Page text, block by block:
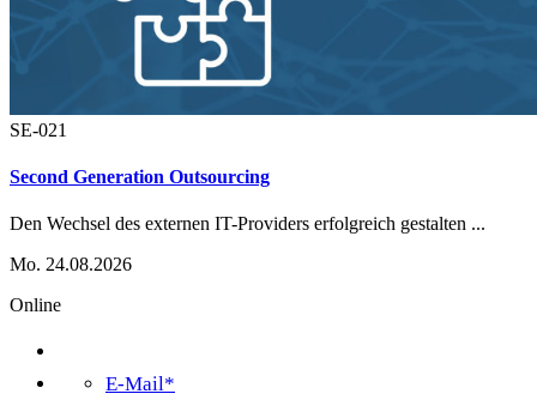
SE-021
Second Generation Outsourcing
Den Wechsel des externen IT-Providers erfolgreich gestalten ...
Mo. 24.08.2026
Online
E-Mail*